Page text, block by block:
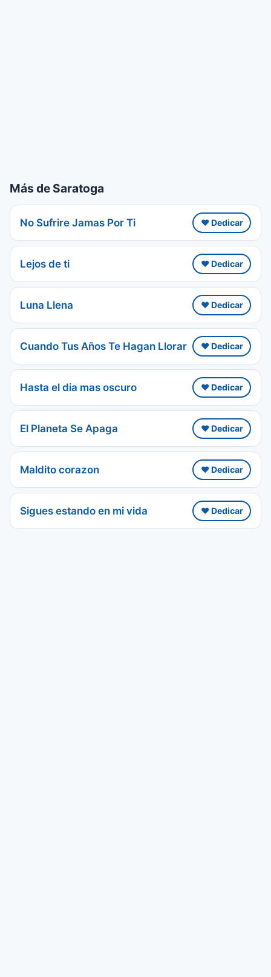
Más de Saratoga
No Sufrire Jamas Por Ti ❤️ Dedicar
Lejos de ti ❤️ Dedicar
Luna Llena ❤️ Dedicar
Cuando Tus Años Te Hagan Llorar ❤️ Dedicar
Hasta el dia mas oscuro ❤️ Dedicar
El Planeta Se Apaga ❤️ Dedicar
Maldito corazon ❤️ Dedicar
Sigues estando en mi vida ❤️ Dedicar